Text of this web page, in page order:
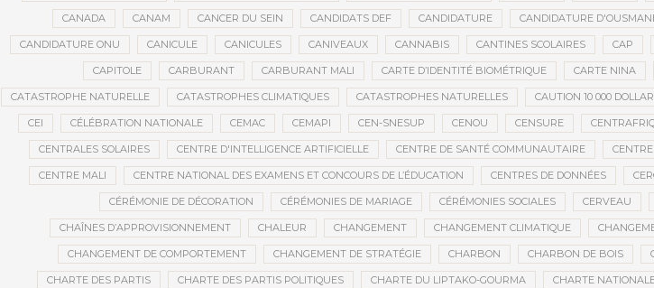
CANADA CANAM CANCER DU SEIN CANDIDATS DEF CANDIDATURE CANDIDATURE
CANDIDATURE ONU CANICULE CANICULES CANIVEAUX CANNABIS CANTINES SCOLAIRES CAP
CAPITOLE CARBURANT CARBURANT MALI CARTE D’IDENTITÉ BIOMÉTRIQUE CARTE NINA
CATASTROPHE NATURELLE CATASTROPHES CLIMATIQUES CATASTROPHES NATURELLES CAUTION 10 000
CEI CÉLÉBRATION NATIONALE CEMAC CEMAPI CEN-SNESUP CENOU CENSURE
CENTRALES SOLAIRES CENTRE D'INTELLIGENCE ARTIFICIELLE CENTRE DE SANTÉ COMMUNAUTAIRE
CENTRE MALI CENTRE NATIONAL DES EXAMENS ET CONCOURS DE L’ÉDUCATION CENTRES DE DONNÉES
CÉRÉMONIE DE DÉCORATION CÉRÉMONIES DE MARIAGE CÉRÉMONIES SOCIALES CERVEAU
CHAÎNES D’APPROVISIONNEMENT CHALEUR CHANGEMENT CHANGEMENT CLIMATIQUE
CHANGEMENT DE COMPORTEMENT CHANGEMENT DE STRATÉGIE CHARBON CHARBON DE BOIS
CHARTE DES PARTIS CHARTE DES PARTIS POLITIQUES CHARTE DU LIPTAKO-GOURMA CHARTE